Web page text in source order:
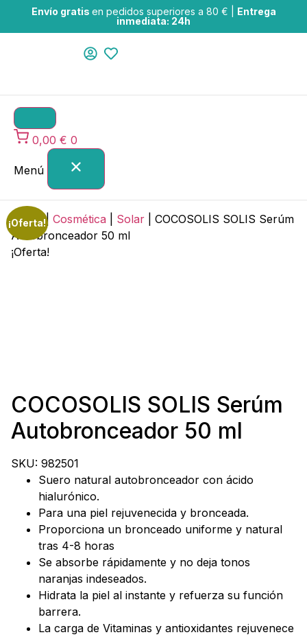
Envío gratis en pedidos superiores a 80 € | Entrega
inmediata: 24h
0,00 € 0
Menú
Home | Cosmética Solar
COCOSOLIS SOLIS Serúm
Autobronceador 50 ml
¡Oferta!
¡Oferta!
COCOSOLIS SOLIS Serúm
Autobronceador 50 ml
SKU: 982501
Suero natural autobronceador con ácido
hialurónico.
Para una piel rejuvenecida y bronceada.
Proporciona un bronceado uniforme y natural
tras 4-8 horas
Se absorbe rápidamente y no deja tonos
naranjas indeseados.
Hidrata la piel al instante y refuerza su función
barrera.
La carga de Vitaminas y antioxidantes rejuvenece